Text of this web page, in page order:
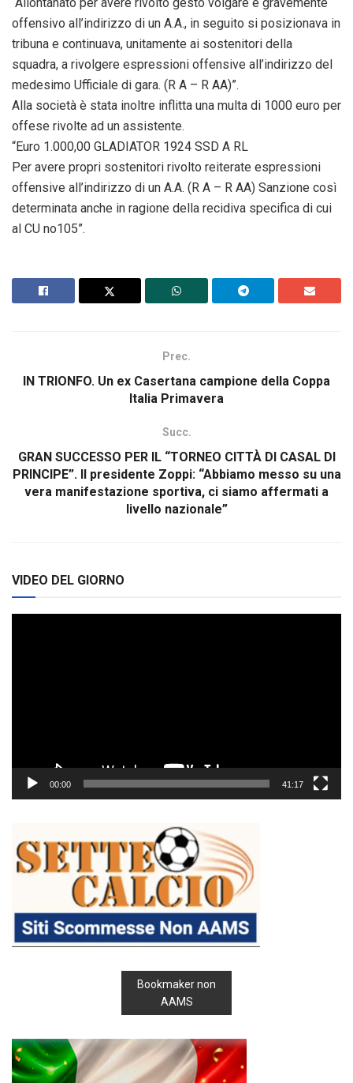
offensivo all’indirizzo di un A.A., in seguito si posizionava in
tribuna e continuava, unitamente ai sostenitori della
squadra, a rivolgere espressioni offensive all’indirizzo del
medesimo Ufficiale di gara. (R A – R AA)”.
Alla società è stata inoltre inflitta una multa di 1000 euro per
offese rivolte ad un assistente.
“Euro 1.000,00 GLADIATOR 1924 SSD A RL
Per avere propri sostenitori rivolto reiterate espressioni
offensive all’indirizzo di un A.A. (R A – R AA) Sanzione così
determinata anche in ragione della recidiva specifica di cui
al CU no105”.
Prec.
IN TRIONFO. Un ex Casertana campione della Coppa
Italia Primavera
Succ.
GRAN SUCCESSO PER IL “TORNEO CITTÀ DI CASAL DI
PRINCIPE”. Il presidente Zoppi: “Abbiamo messo su una
vera manifestazione sportiva, ci siamo affermati a
livello nazionale”
VIDEO DEL GIORNO
00:00 41:17
Bookmaker non
AAMS